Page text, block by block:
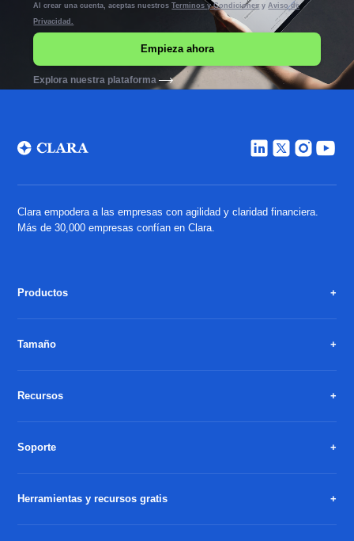
Al crear una cuenta, aceptas nuestrosTerminos y CondicionesyAviso de
Privacidad.
Explora nuestra plataforma
Clara empodera a las empresas con agilidad y claridad financiera.
Más de 30,000 empresas confían en Clara.
Productos
Tamaño
Recursos
Soporte
Herramientas y recursos gratis